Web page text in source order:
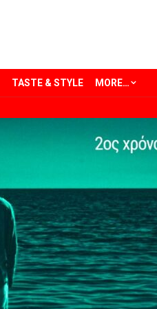
TASTE & STYLE MORE…